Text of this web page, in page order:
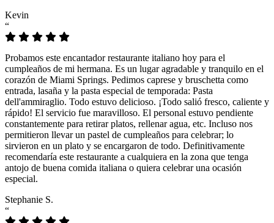
Kevin
“
Probamos este encantador restaurante italiano hoy para el
cumpleaños de mi hermana. Es un lugar agradable y tranquilo en el
corazón de Miami Springs. Pedimos caprese y bruschetta como
entrada, lasaña y la pasta especial de temporada: Pasta
dell'ammiraglio. Todo estuvo delicioso. ¡Todo salió fresco, caliente y
rápido! El servicio fue maravilloso. El personal estuvo pendiente
constantemente para retirar platos, rellenar agua, etc. Incluso nos
permitieron llevar un pastel de cumpleaños para celebrar; lo
sirvieron en un plato y se encargaron de todo. Definitivamente
recomendaría este restaurante a cualquiera en la zona que tenga
antojo de buena comida italiana o quiera celebrar una ocasión
especial.
Stephanie S.
“